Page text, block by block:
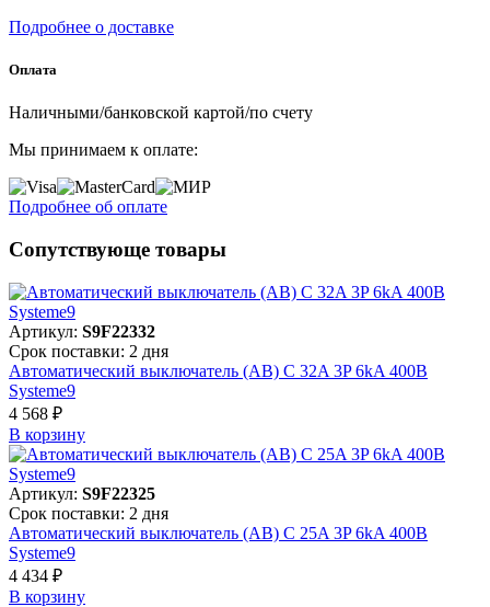
Подробнее о доставке
Оплата
Наличными/банковской картой/по счету
Мы принимаем к оплате:
Подробнее об оплате
Сопутствующе товары
Артикул: S9F22332
Срок поставки: 2 дня
Автоматический выключатель (АВ) C 32A 3P 6kA 400В
Systeme9
4 568 ₽
В корзинy
Артикул: S9F22325
Срок поставки: 2 дня
Автоматический выключатель (АВ) C 25A 3P 6kA 400В
Systeme9
4 434 ₽
В корзинy